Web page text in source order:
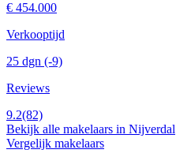
€ 454.000
Verkooptijd
25 dgn (-9)
Reviews
9.2(82)
Bekijk alle makelaars in Nijverdal
Vergelijk makelaars